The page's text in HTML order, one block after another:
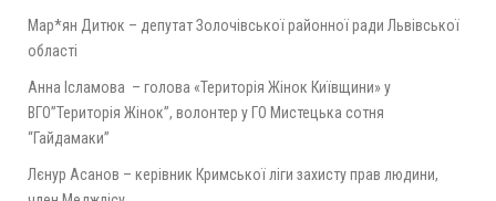
Мар*ян Дитюк – депутат Золочівської районної ради Львівської
області
Анна Ісламова – голова «Територія Жінок Київщини» у
ВГО”Територія Жінок”, волонтер у ГО Мистецька сотня
“Гайдамаки”
Лєнур Асанов – керівник Кримської ліги захисту прав людини,